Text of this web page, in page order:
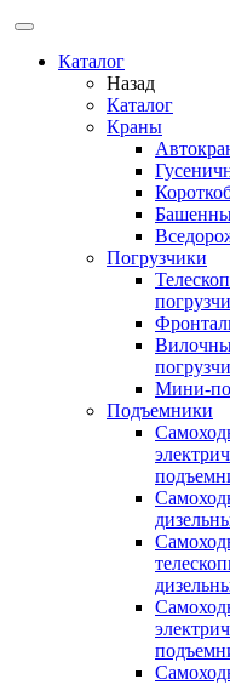
Каталог
Назад
Каталог
Краны
Погрузчики
Мини-
Подъемники